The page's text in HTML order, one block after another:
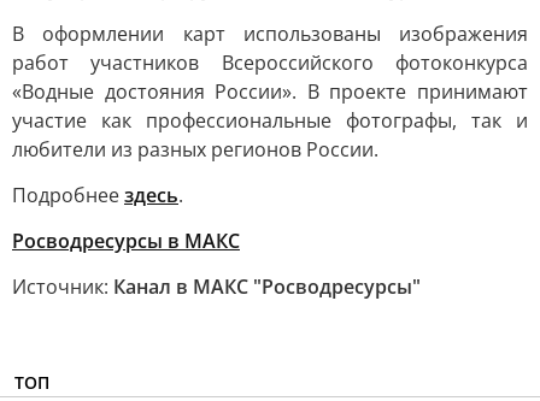
В оформлении карт использованы изображения
работ участников Всероссийского фотоконкурса
«Водные достояния России». В проекте принимают
участие как профессиональные фотографы, так и
любители из разных регионов России.
Подробнеездесь.
Росводресурсы в МАКС
Источник: Канал в МАКС "Росводресурсы"
ТОП